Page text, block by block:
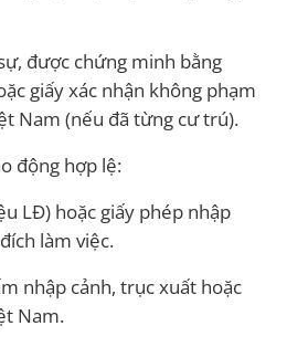
được chứng minh bằng
giấy xác nhận không phạm
Nam (nếu đã từng cư trú).
động hợp lệ:
LĐ) hoặc giấy phép nhập
làm việc.
nhập cảnh, trục xuất hoặc
Nam.